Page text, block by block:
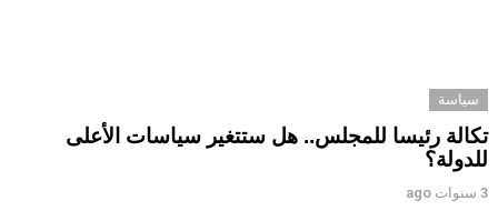
سياسة
تكالة رئيسا للمجلس.. هل ستتغير سياسات الأعلى
للدولة؟
3 سنوات ago